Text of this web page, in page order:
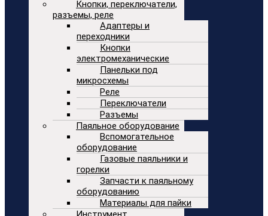
Кнопки, переключатели,
разъемы, реле
Адаптеры и
переходники
Кнопки
электромеханические
Панельки под
микросхемы
Реле
Переключатели
Разъемы
Паяльное оборудование
Вспомогательное
оборудование
Газовые паяльники и
горелки
Запчасти к паяльному
оборудованию
Материалы для пайки